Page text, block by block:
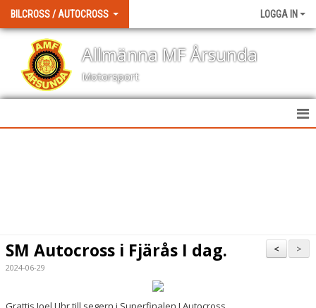
BILCROSS / AUTOCROSS LOGGA IN
Allmänna MF Årsunda
Motorsport
DOKUMENT
>
<
SM Autocross i Fjärås I dag.
2024-06-29